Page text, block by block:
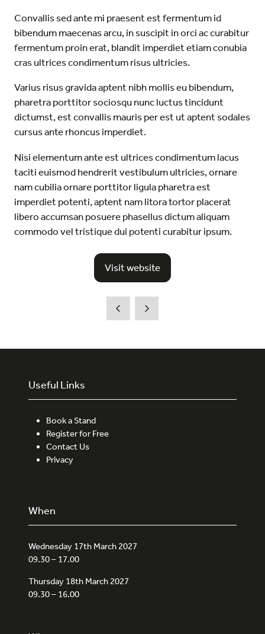
Convallis sed ante mi praesent est fermentum id
bibendum maecenas arcu, in suscipit in orci ac curabitur
fermentum proin erat, blandit imperdiet etiam conubia
cras ultrices condimentum risus ultricies.
Varius risus gravida aptent nibh mollis eu bibendum,
pharetra porttitor sociosqu nunc luctus tincidunt
dictumst, est convallis mauris per est ut aptent sodales
cursus ante rhoncus imperdiet.
Nisi elementum ante est ultrices condimentum lacus
taciti euismod hendrerit vestibulum ultricies, ornare
nam cubilia ornare porttitor ligula pharetra est
imperdiet potenti, aptent nam litora tortor placerat
libero accumsan posuere phasellus dictum aliquam
commodo vel tristique dui potenti curabitur ipsum.
Visit website
(opens
new
Useful Links
Book a Stand
Register for Free
Contact Us
Privacy
When
Wednesday 17th March 2027
09.30 – 17.00
Thursday 18th March 2027
09.30 – 16.00